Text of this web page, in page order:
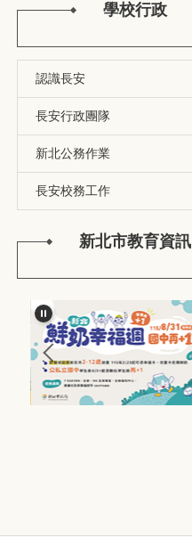
學校行政
認識長安
長安行政團隊
新北公務作業
長安校務工作
新北市教育資訊